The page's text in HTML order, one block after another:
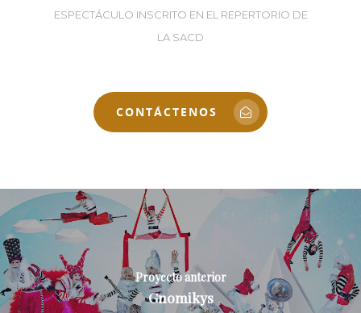
ESPECTÁCULO INSCRITO EN EL REPERTORIO DE
LA SACD
CONTÁCTENOS
Proyecto anterior
Gnomikys